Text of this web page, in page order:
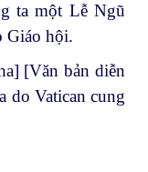
ta một Lễ Ngũ
Giáo hội.
[Văn bản diễn
do Vatican cung